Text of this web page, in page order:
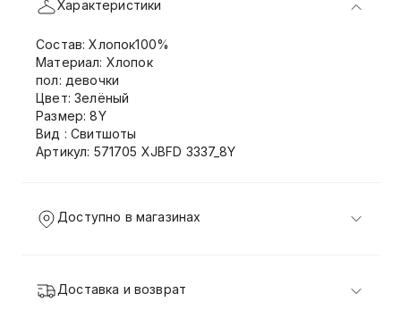
Характеристики
Состав: Хлопок100%
Материал: Хлопок
пол: девочки
Цвет: Зелёный
Размер: 8Y
Вид : Свитшоты
Артикул: 571705 XJBFD 3337_8Y
Доступно в магазинах
Доставка и возврат